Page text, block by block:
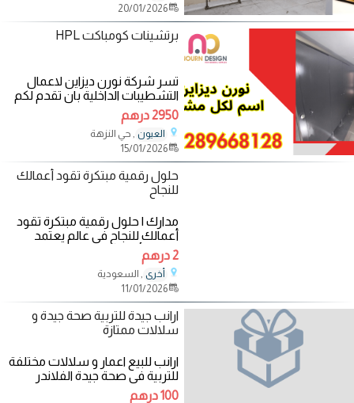
20/01/2026
برتشينات كومباكت HPL
تسر شركة نورن ديزاين لاعمال
التشطيبات الداخلية بان تقدم لكم
الواح الكومباكت صيني وهندي
وتركي
2950 درهم
العيون , حي النزهة
15/01/2026
حلول رقمية مبتكرة تقود أعمالك
للنجاح
مدارك | حلول رقمية مبتكرة تقود
أعمالك للنجاح في عالم يعتمد
بشكل أساسي على الحضور
الرقمي، أصبح
2 درهم
أخرى , السعودية
11/01/2026
ارانب جيدة للتربية صحة جيدة و
سلالات ممتازة
ارانب للبيع اعمار و سلالات مختلفة
للتربية في صحة جيدة الفلاندر
السانشيلا
100 درهم